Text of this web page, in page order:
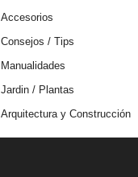
Accesorios
Consejos / Tips
Manualidades
Jardin / Plantas
Arquitectura y Construcción